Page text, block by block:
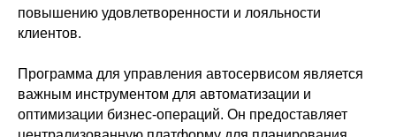
повышению удовлетворенности и лояльности
клиентов.
Программа для управления автосервисом является
важным инструментом для автоматизации и
оптимизации бизнес-операций. Он предоставляет